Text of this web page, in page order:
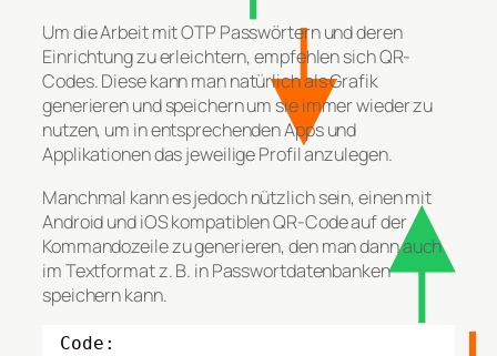
Um die Arbeit mit OTP Passwörtern und deren
Einrichtung zu erleichtern, empfehlen sich QR-
Codes. Diese kann man natürlich als Grafik
generieren und speichern um sie immer wieder zu
nutzen, um in entsprechenden Apps und
Applikationen das jeweilige Profil anzulegen.
Manchmal kann es jedoch nützlich sein, einen mit
Android und iOS kompatiblen QR-Code auf der
Kommandozeile zu generieren, den man dann auch
im Textformat z. B. in Passwortdatenbanken
speichern kann.
Code: